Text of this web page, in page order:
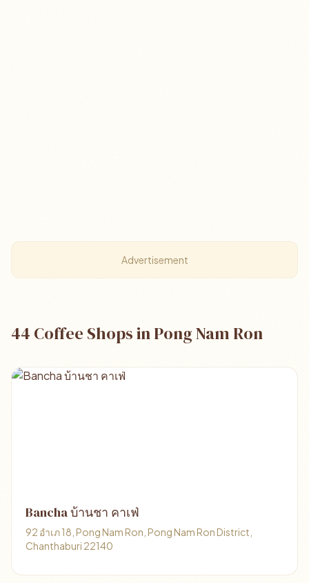
Advertisement
44 Coffee Shops in Pong Nam Ron
Bancha บ้านชา คาเฟ่
92 อำเภ 18, Pong Nam Ron, Pong Nam Ron District,
Chanthaburi 22140